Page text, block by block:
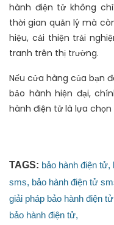
hành điện tử không
thời gian quản lý mà
hiệu, cải thiện trải
tranh trên thị trường.
Nếu cửa hàng của bạn
bảo hành hiện đại,
hành điện tử là lựa
TAGS: bảo hành điện tử,
sms, bảo hành điện tử
giải pháp bảo hành điện
bảo hành điện tử,